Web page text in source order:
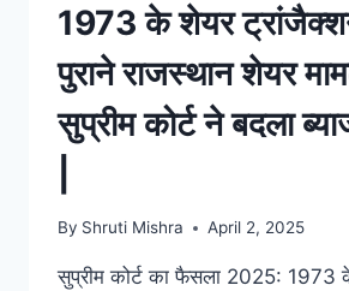
1973 के शेयर
पुराने राजस्थान शेयर
सुप्रीम कोर्ट ने बदला
By Shruti Mishra April 2, 2025
सुप्रीम कोर्ट का फैसला 2025: 1973